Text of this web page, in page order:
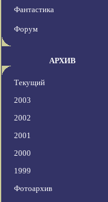
Фантастика
Форум
АРХИВ
Текущий
2003
2002
2001
2000
1999
Фотоархив